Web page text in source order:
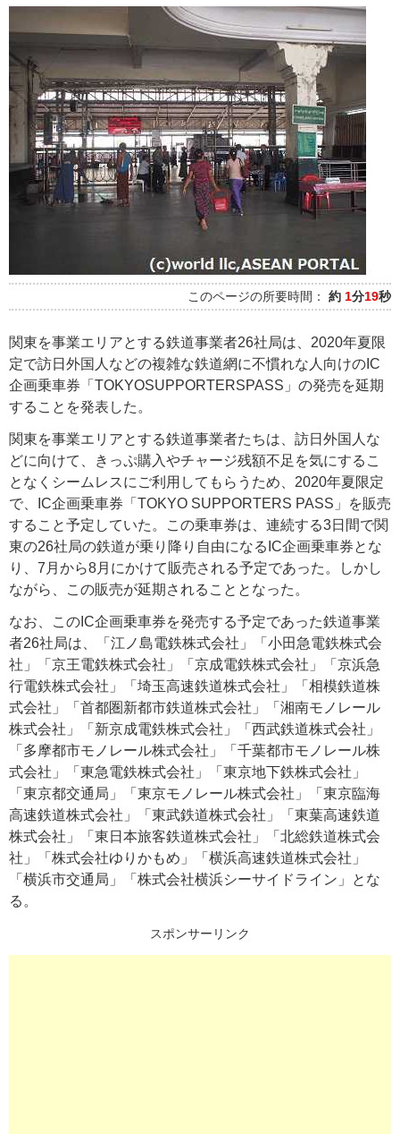
このページの所要時間： 約 1分19秒
関東を事業エリアとする鉄道事業者26社局は、2020年夏限
定で訪日外国人などの複雑な鉄道網に不慣れな人向けのIC
企画乗車券「TOKYOSUPPORTERSPASS」の発売を延期
することを発表した。
関東を事業エリアとする鉄道事業者たちは、訪日外国人な
どに向けて、きっぷ購入やチャージ残額不足を気にするこ
となくシームレスにご利用してもらうため、2020年夏限定
で、IC企画乗車券「TOKYO SUPPORTERS PASS」を販売
すること予定していた。この乗車券は、連続する3日間で関
東の26社局の鉄道が乗り降り自由になるIC企画乗車券とな
り、7月から8月にかけて販売される予定であった。しかし
ながら、この販売が延期されることとなった。
なお、このIC企画乗車券を発売する予定であった鉄道事業
者26社局は、「江ノ島電鉄株式会社」「小田急電鉄株式会
社」「京王電鉄株式会社」「京成電鉄株式会社」「京浜急
行電鉄株式会社」「埼玉高速鉄道株式会社」「相模鉄道株
式会社」「首都圏新都市鉄道株式会社」「湘南モノレール
株式会社」「新京成電鉄株式会社」「西武鉄道株式会社」
「多摩都市モノレール株式会社」「千葉都市モノレール株
式会社」「東急電鉄株式会社」「東京地下鉄株式会社」
「東京都交通局」「東京モノレール株式会社」「東京臨海
高速鉄道株式会社」「東武鉄道株式会社」「東葉高速鉄道
株式会社」「東日本旅客鉄道株式会社」「北総鉄道株式会
社」「株式会社ゆりかもめ」「横浜高速鉄道株式会社」
「横浜市交通局」「株式会社横浜シーサイドライン」とな
る。
スポンサーリンク